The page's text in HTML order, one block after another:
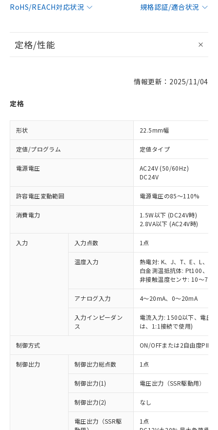
RoHS/REACH対応状況
規格認証/適合状況
定格/性能
情報更新：2025/11/04
定格
形状 22.5mm幅
定値/プログラム 定値タイプ
電源電圧
AC24V (50/60Hz)
DC24V
許容電圧変動範囲 電源電圧の85～110%
消費電力
1.5W以下 (DC24V時)
2.8VA以下 (AC24V時)
入力 入力点数 1点
温度入力
熱電対: K、J、T、E、L、U
白金測温抵抗体: Pt100、
非接触温度センサ: 10～
アナログ入力 4～20mA、0～20mA
入力インピーダン
ス
電流入力: 150Ω以下、電圧
は、1:1接続で使用)
制御方式 ON/OFFまたは2自由度PID
制御出力 制御出力総点数 1点
制御出力(1) 電圧出力（SSR駆動用）
制御出力(2) なし
電圧出力（SSR駆
1点